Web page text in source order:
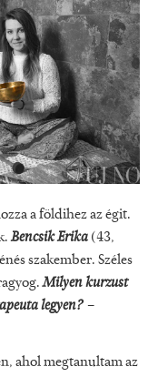
a földihez az égit.
Bencsik Erika (43,
szakember. Széles
Milyen kurzust
legyen? –
ahol megtanultam az